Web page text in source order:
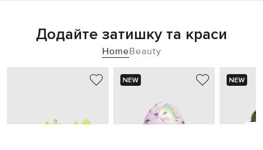
Додайте затишку та краси
HomeBeauty
NEW NEW